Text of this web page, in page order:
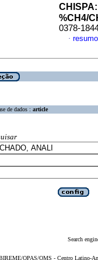
CHISPA
%CH4/
0378-
·
de dados : article
Search
OPAS/OMS - Centro Latino-